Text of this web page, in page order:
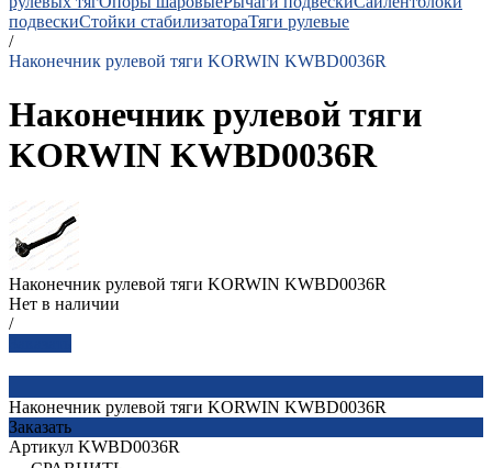
подвескиСтойки стабилизатораТяги рулевые
/
Наконечник рулевой тяги KORWIN KWBD0036R
Наконечник рулевой тяги
KORWIN KWBD0036R
Наконечник рулевой тяги KORWIN KWBD0036R
Нет в наличии
/
Наконечник рулевой тяги KORWIN KWBD0036R
Заказать
Артикул KWBD0036R